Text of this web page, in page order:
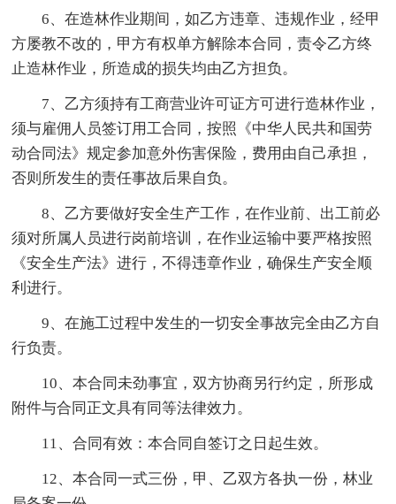
6、在造林作业期间，如乙方违章、违规作业，经甲
方屡教不改的，甲方有权单方解除本合同，责令乙方终
止造林作业，所造成的损失均由乙方担负。
7、乙方须持有工商营业许可证方可进行造林作业，
须与雇佣人员签订用工合同，按照《中华人民共和国劳
动合同法》规定参加意外伤害保险，费用由自己承担，
否则所发生的责任事故后果自负。
8、乙方要做好安全生产工作，在作业前、出工前必
须对所属人员进行岗前培训，在作业运输中要严格按照
《安全生产法》进行，不得违章作业，确保生产安全顺
利进行。
9、在施工过程中发生的一切安全事故完全由乙方自
行负责。
10、本合同未劲事宜，双方协商另行约定，所形成
附件与合同正文具有同等法律效力。
11、合同有效：本合同自签订之日起生效。
12、本合同一式三份，甲、乙双方各执一份，林业